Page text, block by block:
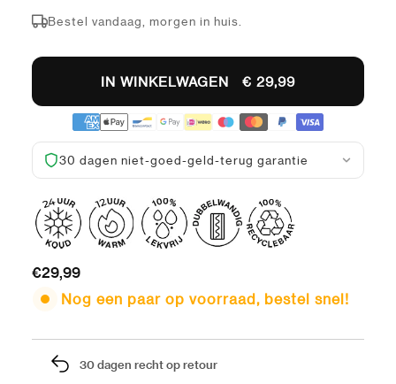
Bestel vandaag, morgen in huis.
IN WINKELWAGEN € 29,99
30 dagen niet-goed-geld-terug garantie
500ml
€29,99
Nog een paar op voorraad, bestel snel!
30 dagen recht op retour